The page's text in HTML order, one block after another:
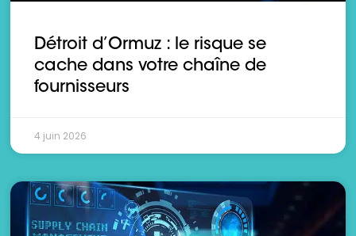
Détroit d’Ormuz : le risque se
cache dans votre chaîne de
fournisseurs
4 juin 2026